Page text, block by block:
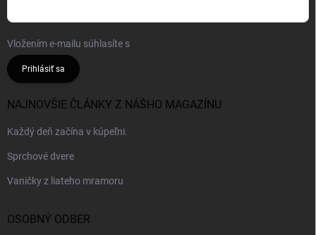
Vložením e-mailu súhlasíte s
Prihlásiť sa
NAJNOVŠIE ČLÁNKY Z NÁŠHO MAGAZÍNU
Každý deň začína v kúpeľni.
Sprchové dvere
Vaničky z liateho mramoru
OSOBNÝ ODBER